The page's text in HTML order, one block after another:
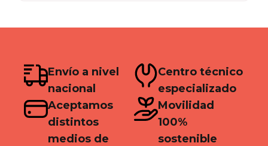
Envío a nivel
nacional
Centro técnico
especializado
Aceptamos
distintos
medios de
Movilidad
100%
sostenible